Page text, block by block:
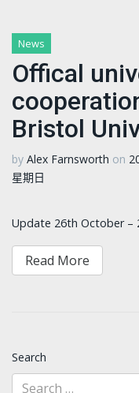
News
Offical
Bristol
by Alex Farnsworth on
星期日
Update 26th October –
Read More
Search